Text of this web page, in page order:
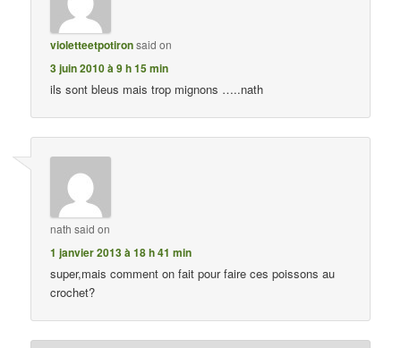
violetteetpotironsaid on
3 juin 2010 à 9 h 15 min
ils sont bleus mais trop mignons …..nath
nath said on
1 janvier 2013 à 18 h 41 min
super,mais comment on fait pour faire ces poissons au
crochet?